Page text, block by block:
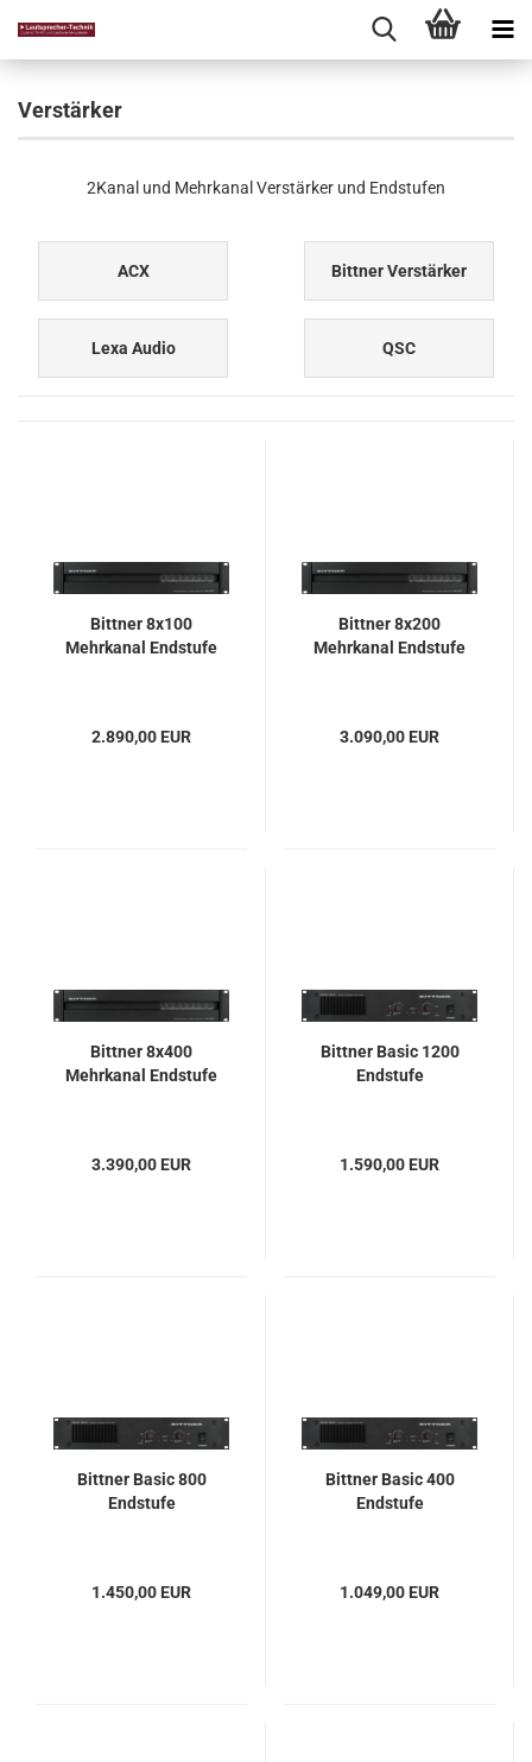
Verstärker
2Kanal und Mehrkanal Verstärker und Endstufen
ACX Bittner Verstärker
Lexa Audio QSC
Bittner 8x100
Mehrkanal Endstufe
2.890,00 EUR
Bittner 8x200
Mehrkanal Endstufe
3.090,00 EUR
Bittner 8x400
Mehrkanal Endstufe
3.390,00 EUR
Bittner Basic 1200
Endstufe
1.590,00 EUR
Bittner Basic 800
Endstufe
1.450,00 EUR
Bittner Basic 400
Endstufe
1.049,00 EUR